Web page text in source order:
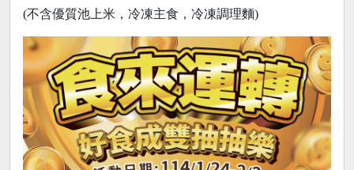
(不含優質池上米，冷凍主食，冷凍調理麵)